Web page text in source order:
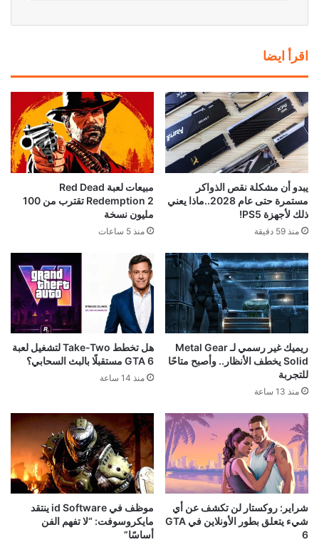
اقرأ ايضا
يبدو أن مشكلة نقص الذواكر
مستمرة حتى عام 2028..ماذا يعني
ذلك لأجهزة PS5!
منذ 59 دقيقة
مبيعات لعبة Red Dead
Redemption 2 تقترب من 100
مليون نسخة
منذ 5 ساعات
ريميك غير رسمي لـ Metal Gear
Solid يخطف الأنظار.. وأصبح متاحًا
للتجربة
منذ 13 ساعة
هل تخطط Take-Two لتشغيل لعبة
GTA 6 مستقبلًا بالبث السحابي؟
منذ 14 ساعة
شراير: روكستار لن تكشف عن أي
شيء يتعلق بطور الأونلاين في GTA
6
موظف في id Software ينتقد
مايكروسوفت: “لا تفهم الفن
أساسًا”